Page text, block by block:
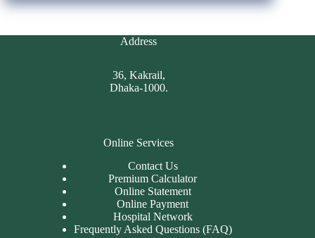
Address
36, Kakrail,
Dhaka-1000.
Online Services
Contact Us
Premium Calculator
Online Statement
Online Payment
Hospital Network
Frequently Asked Questions (FAQ)